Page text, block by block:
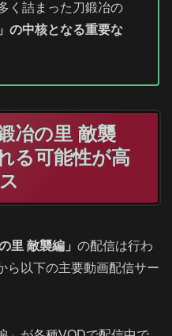
く詰まった刀鍛冶の
の中核となる重要な
冶の里 敵襲
る可能性が高
里 敵襲編」 の配信は行わ
ら以下の主要動画配信サー